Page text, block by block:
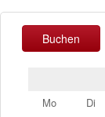
Buchen
Mo
Di